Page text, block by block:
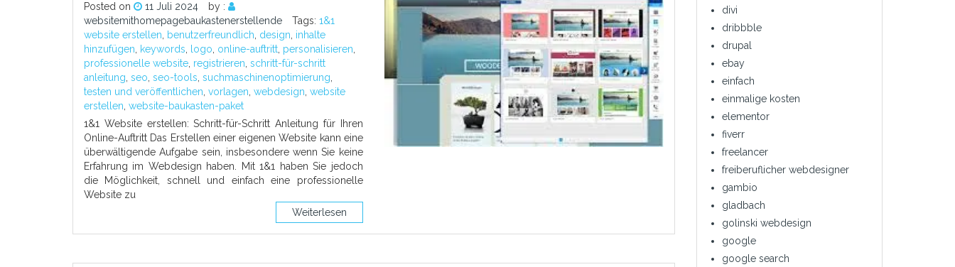
Posted on 11 Juli 2024
by :
websitemithomepagebaukastenerstellende
Tags: 1&1
website erstellen
benutzerfreundlich design inhalte
hinzufügen
keywords logo online-auftritt personalisieren
professionelle website registrieren schritt-für-schritt
anleitung seo seo-tools suchmaschinenoptimierung
testen und veröffentlichen vorlagen webdesign website
erstellen website-baukasten-paket
1&1 Website erstellen: Schritt-für-Schritt Anleitung für Ihren
Online-Auftritt Das Erstellen einer eigenen Website kann eine
überwältigende Aufgabe sein, insbesondere wenn Sie keine
Erfahrung im Webdesign haben. Mit 1&1 haben Sie jedoch
die Möglichkeit, schnell und einfach eine professionelle
Website zu
Weiterlesen
divi
dribbble
drupal
ebay
einfach
einmalige kosten
elementor
fiverr
freelancer
freiberuflicher webdesigner
gambio
gladbach
golinski webdesign
google
google search